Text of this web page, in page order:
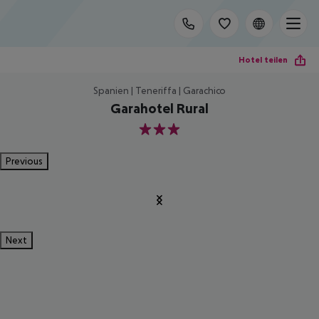
Hotel teilen
Spanien | Teneriffa | Garachico
Garahotel Rural
3
Previous
Next